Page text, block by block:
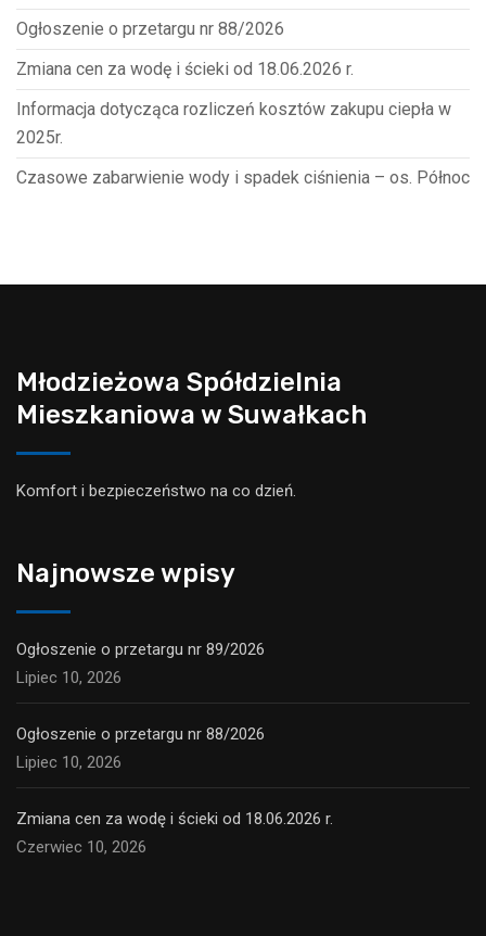
Ogłoszenie o przetargu nr 88/2026
Zmiana cen za wodę i ścieki od 18.06.2026 r.
Informacja dotycząca rozliczeń kosztów zakupu ciepła w
2025r.
Czasowe zabarwienie wody i spadek ciśnienia – os. Północ
Młodzieżowa Spółdzielnia
Mieszkaniowa w Suwałkach
Komfort i bezpieczeństwo na co dzień.
Najnowsze wpisy
Ogłoszenie o przetargu nr 89/2026
Lipiec 10, 2026
Ogłoszenie o przetargu nr 88/2026
Lipiec 10, 2026
Zmiana cen za wodę i ścieki od 18.06.2026 r.
Czerwiec 10, 2026